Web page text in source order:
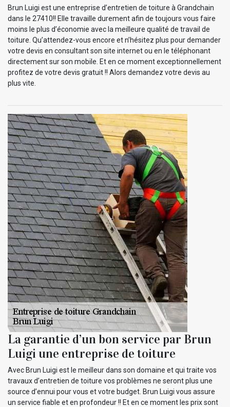
Brun Luigi est une entreprise d’entretien de toiture à Grandchain
dans le 27410!! Elle travaille durement afin de toujours vous faire
moins le plus d’économie avec la meilleure qualité de travail de
toiture. Qu’attendez-vous encore et n’hésitez plus pour demander
votre devis en consultant son site internet ou en le téléphonant
directement sur son mobile. Et en ce moment exceptionnellement
profitez de votre devis gratuit !! Alors demandez votre devis au
plus vite.
La garantie d’un bon service par Brun
Luigi une entreprise de toiture
Avec Brun Luigi est le meilleur dans son domaine et qui traite vos
travaux d’entretien de toiture vos problèmes ne seront plus une
source d’ennui pour vous et votre budget. Brun Luigi vous assure
un service fiable et en profondeur !! Et en ce moment les prix sont